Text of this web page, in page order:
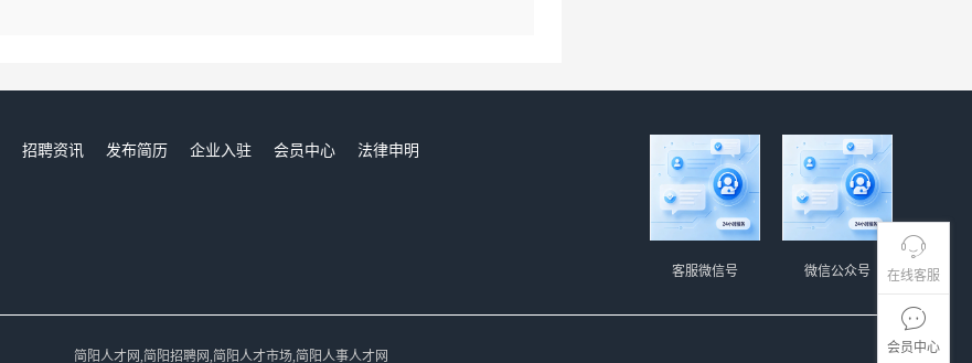
在线客服
会员中心
招聘资讯 发布简历 企业入驻 会员中心
法律申明
微信公众号
客服微信号
简阳人才网,简阳招聘网,简阳人才市场,简阳人事人才网